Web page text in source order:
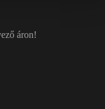
áron!